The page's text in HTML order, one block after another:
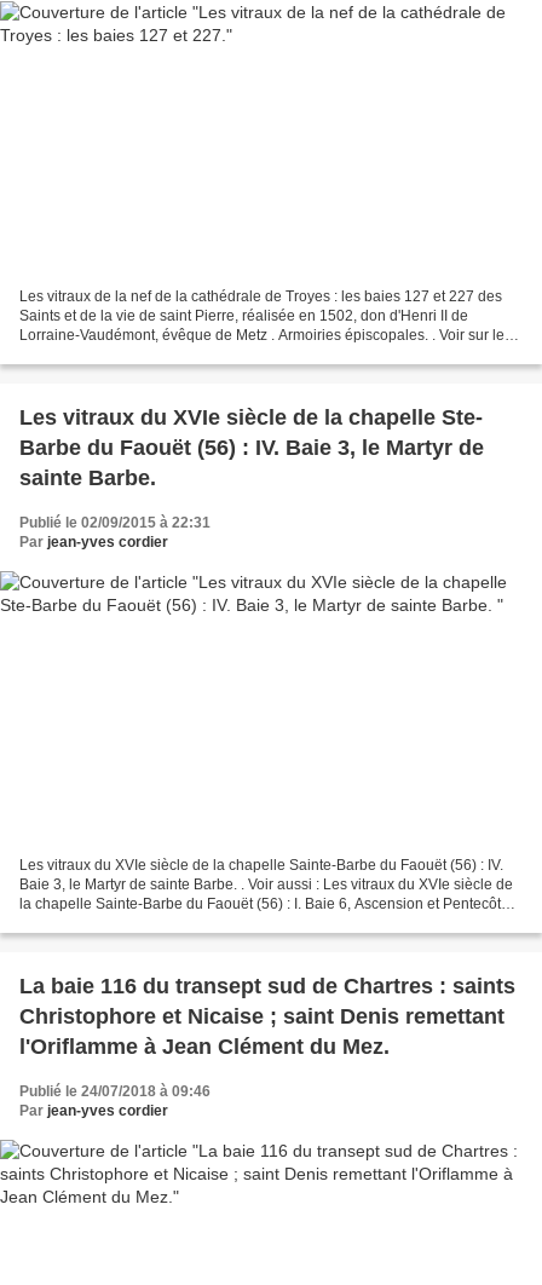
Les vitraux de la nef de la cathédrale de Troyes : les baies 127 et 227 des
Saints et de la vie de saint Pierre, réalisée en 1502, don d'Henri II de
Lorraine-Vaudémont, évêque de Metz . Armoiries épiscopales. . Voir sur les
Les vitraux du XVIe siècle de la chapelle Ste-
Barbe du Faouët (56) : IV. Baie 3, le Martyr de
sainte Barbe.
Publié le 02/09/2015 à 22:31
Par jean-yves cordier
Les vitraux du XVIe siècle de la chapelle Sainte-Barbe du Faouët (56) : IV.
Baie 3, le Martyr de sainte Barbe. . Voir aussi : Les vitraux du XVIe siècle de
la chapelle Sainte-Barbe du Faouët (56) : I. Baie 6, Ascension et Pentecôte.
La baie 116 du transept sud de Chartres : saints
Christophore et Nicaise ; saint Denis remettant
l'Oriflamme à Jean Clément du Mez.
Publié le 24/07/2018 à 09:46
Par jean-yves cordier